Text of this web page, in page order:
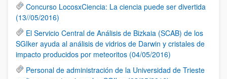
Concurso LocosxCiencia: La ciencia puede ser divertida
(13//05/2016)
El Servicio Central de Análisis de Bizkaia (SCAB) de los
SGIker ayuda al análisis de vidrios de Darwin y cristales de
impacto producidos por meteoritos (04/05/2016)
Personal de administración de la Universidad de Trieste